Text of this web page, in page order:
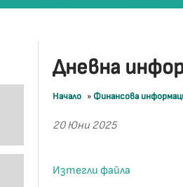
Дневна
Начало » Финансова
20 Юни 2025
Изтегли файла